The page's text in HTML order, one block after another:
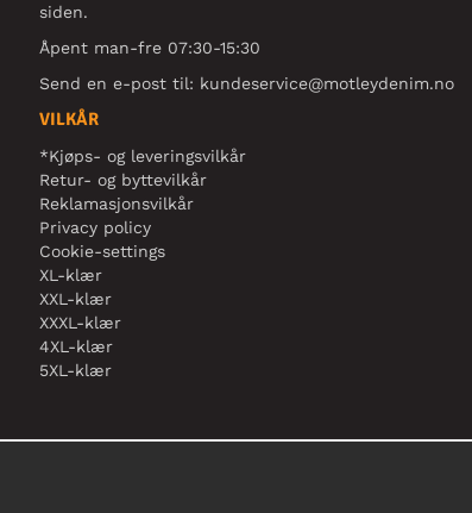
siden.
Åpent man-fre 07:30-15:30
Send en e-post til: kundeservice@motleydenim.no
VILKÅR
*Kjøps- og leveringsvilkår
Retur- og byttevilkår
Reklamasjonsvilkår
Privacy policy
Cookie-settings
XL-klær
XXL-klær
XXXL-klær
4XL-klær
5XL-klær